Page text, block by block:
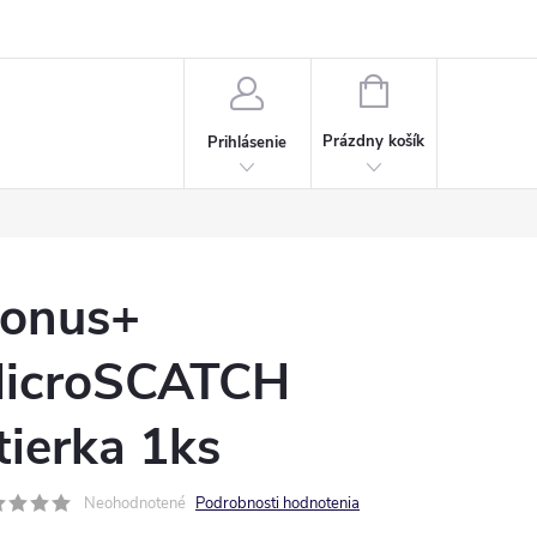
Prihlásenie
NÁKUPNÝ
Prázdny košík
1ks
Neohodnotené Podrobnosti hodnotenia